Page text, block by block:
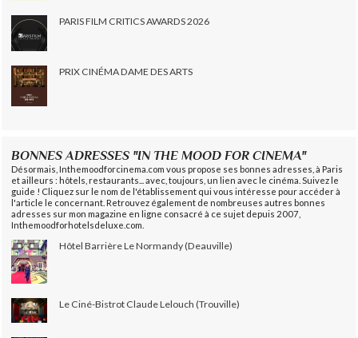
PARIS FILM CRITICS AWARDS 2026
PRIX CINÉMA DAME DES ARTS
BONNES ADRESSES "IN THE MOOD FOR CINEMA"
Désormais, Inthemoodforcinema.com vous propose ses bonnes adresses, à Paris
et ailleurs : hôtels, restaurants... avec, toujours, un lien avec le cinéma. Suivez le
guide ! Cliquez sur le nom de l'établissement qui vous intéresse pour accéder à
l'article le concernant. Retrouvez également de nombreuses autres bonnes
adresses sur mon magazine en ligne consacré à ce sujet depuis 2007,
Inthemoodforhotelsdeluxe.com.
Hôtel Barrière Le Normandy (Deauville)
Le Ciné-Bistrot Claude Lelouch (Trouville)